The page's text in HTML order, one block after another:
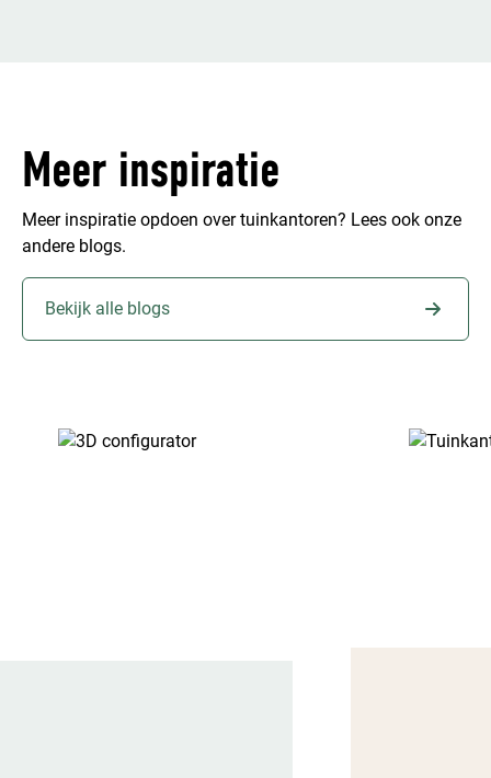
Meer inspiratie
Meer inspiratie opdoen over tuinkantoren? Lees ook onze
andere blogs.
Bekijk alle blogs